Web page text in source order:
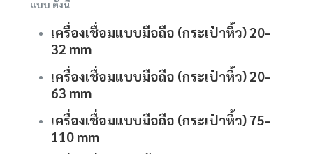
แบบ ดังนี้
เครื่องเชื่อมแบบมือถือ (กระเป๋าหิ้ว) 20-
32 mm
เครื่องเชื่อมแบบมือถือ (กระเป๋าหิ้ว) 20-
63 mm
เครื่องเชื่อมแบบมือถือ (กระเป๋าหิ้ว) 75-
110 mm